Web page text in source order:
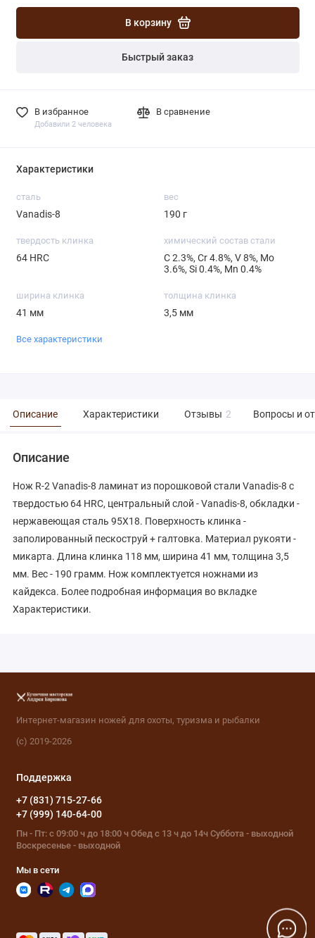
В корзину
Быстрый заказ
В избранное
Добавили 2 человека
В сравнение
Характеристики
сталь
Vanadis-8
вес
190 г
твердость клинка
64 HRC
химический состав стали
С 2.3%, Cr 4.8%, V 8%, Mo
3.6%, Si 0.4%, Mn 0.4%
ширина клинка
41 мм
толщина клинка
3,5 мм
Все характеристики
Описание Характеристики Отзывы 2 Вопросы и
Описание
Нож R-2 Vanadis-8 ламинат из порошковой стали Vanadis-8 с
твердостью 64 HRC, центральный слой - Vanadis-8, обкладки -
нержавеющая сталь 95Х18. Поверхность клинка -
заполированный пескоструй + галтовка. Материал рукояти -
микарта. Длина клинка 118 мм, ширина 41 мм, толщина 3,5
мм. Вес - 190 грамм. Нож комплектуется ножнами из
кайдекса. Более подробная информация во вкладке
Характеристики.
Интернет-магазин ножей для охоты, туризма и рыбалки
(с) 2019-2026
Поддержка
+7 (831) 715-27-66
+7 (999) 140-64-00
Пн - Пт: с 09:00 ч до 18:00 ч Обед с 13 ч до 14ч Суббота - выходной
Воскресенье - выходной
Мы в сети